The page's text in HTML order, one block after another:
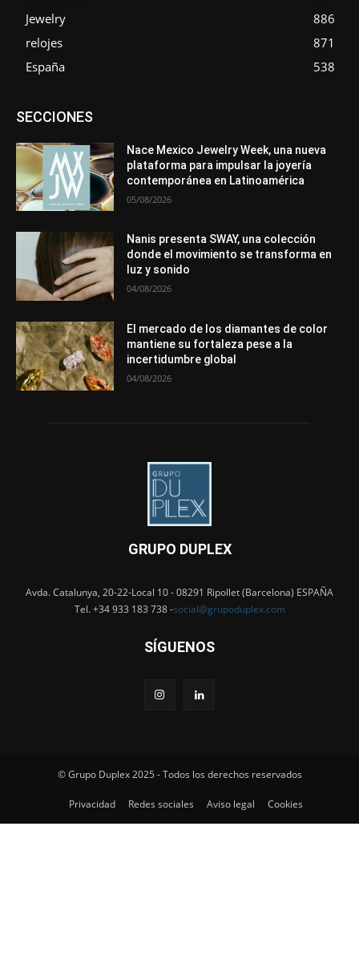
Jewelry
886
relojes
871
España
538
SECCIONESAsociaciones
Entrevistas
Mundo Técnico
Novedades Opiniones
Perspectiva
Premios
Secciones Sin categoría
Sucesos
Más
Nace Mexico Jewelry Week, una nueva
plataforma para impulsar la joyería
contemporánea en Latinoamérica
05/08/2026
Nanis presenta SWAY, una colección
donde el movimiento se transforma en
luz y sonido
04/08/2026
El mercado de los diamantes de color
mantiene su fortaleza pese a la
incertidumbre global
04/08/2026
GRUPO DUPLEX
Avda. Catalunya, 20-22-Local 10 - 08291 Ripollet (Barcelona) ESPAÑA
Tel. +34 933 183 738 -social@grupoduplex.com
SÍGUENOS
© Grupo Duplex 2025 - Todos los derechos reservados
Privacidad Redes sociales Aviso legal Cookies